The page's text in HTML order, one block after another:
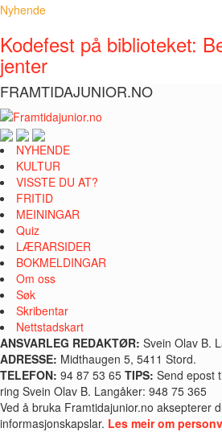
Nyhende
Kodefest på biblioteket:
jenter
FRAMTIDAJUNIOR.NO
NYHENDE
KULTUR
VISSTE DU AT?
FRITID
MEININGAR
Quiz
LÆRARSIDER
BOKMELDINGAR
Om oss
Søk
Skribentar
Nettstadskart
ANSVARLEG REDAKTØR: Svein Olav B.
ADRESSE: Midthaugen 5, 5411 Stord.
TELEFON: 94 87 53 65 TIPS: Send epost
ring Svein Olav B. Langåker: 948 75 365
Ved å bruka Framtidajunior.no aksepterer
informasjonskapslar. Les meir om